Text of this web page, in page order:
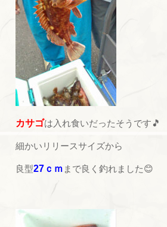
カサゴは入れ食いだったそうです🎵
細かいリリースサイズから
良型27ｃｍ まで良く釣れました😊